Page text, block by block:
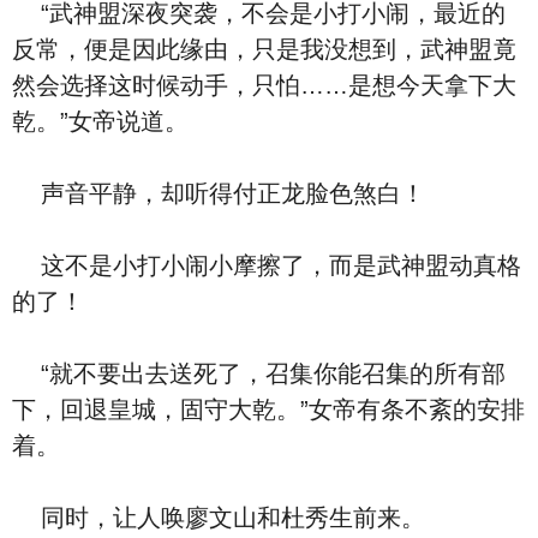
“武神盟深夜突袭，不会是小打小闹，最近的
反常，便是因此缘由，只是我没想到，武神盟竟
然会选择这时候动手，只怕……是想今天拿下大
乾。”女帝说道。
声音平静，却听得付正龙脸色煞白！
这不是小打小闹小摩擦了，而是武神盟动真格
的了！
“就不要出去送死了，召集你能召集的所有部
下，回退皇城，固守大乾。”女帝有条不紊的安排
着。
同时，让人唤廖文山和杜秀生前来。